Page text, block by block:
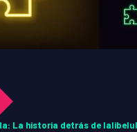
La historia detrás de